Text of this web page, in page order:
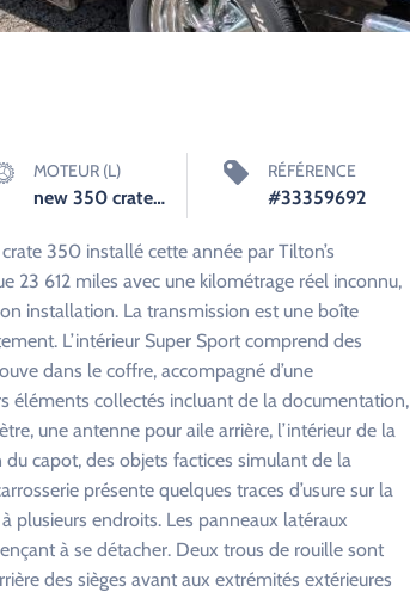
MOTEUR (L)
new 350 crate engine
RÉFÉRENCE
#33359692
350 installé cette année par Tilton’s
23 612 miles avec une kilométrage réel inconnu,
installation. La transmission est une boîte
L’intérieur Super Sport comprend des
dans le coffre, accompagné d’une
éléments collectés incluant de la documentation,
une antenne pour aile arrière, l’intérieur de la
capot, des objets factices simulant de la
présente quelques traces d’usure sur la
plusieurs endroits. Les panneaux latéraux
à se détacher. Deux trous de rouille sont
des sièges avant aux extrémités extérieures